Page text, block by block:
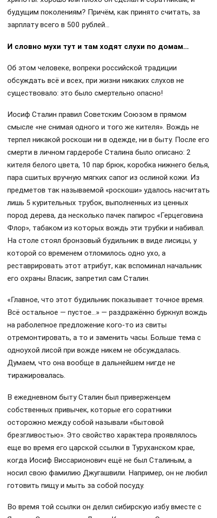
будущим поколениям? Причём, как принято считать, за
зарплату всего в 500 рублей…
И словно мухи тут и там ходят слухи по домам…
Об этом человеке, вопреки российской традиции
обсуждать всё и всех, при жизни никаких слухов не
существовало: это было смертельно опасно!
Иосиф Сталин правил Советским Союзом в прямом
смысле «не снимая одного и того же кителя». Вождь не
терпел никакой роскоши ни в одежде, ни в быту. После его
смерти в личном гардеробе Сталина было описано: 2
кителя белого цвета, 10 пар брюк, коробка нижнего белья,
пара сшитых вручную мягких сапог из ослиной кожи. Из
предметов так называемой «роскоши» удалось насчитать
лишь 5 курительных трубок, выполненных из ценных
пород дерева, да несколько пачек папирос «Герцеговина
Флор», табаком из которых вождь эти трубки и набивал.
На столе стоял бронзовый будильник в виде лисицы, у
которой со временем отломилось одно ухо, а
реставрировать этот атрибут, как вспоминал начальник
его охраны Власик, запретил сам Сталин.
«Главное, что этот будильник показывает точное время.
Всё остальное — пустое…» — раздражённо буркнул вождь
на раболепное предложение кого-то из свиты
отремонтировать, а то и заменить часы. Больше тема с
одноухой лисой при вожде никем не обсуждалась.
Думаем, что она вообще в дальнейшем нигде не
тиражировалась.
В ежедневном быту Сталин был приверженцем
собственных привычек, которые его соратники
осторожно между собой называли «бытовой
брезгливостью». Это свойство характера проявлялось
еще во время его царской ссылки в Туруханском крае,
когда Иосиф Виссарионович ещё не был Сталиным, а
носил свою фамилию Джугашвили. Например, он не любил
готовить пищу и мыть за собой посуду.
Во время той ссылки он делил сибирскую избу вместе с